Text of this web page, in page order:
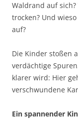
Waldrand auf
trocken? Und
auf?
Die Kinder stoßen
verdächtige
klarer wird: Hier
verschwundene
Ein spannender